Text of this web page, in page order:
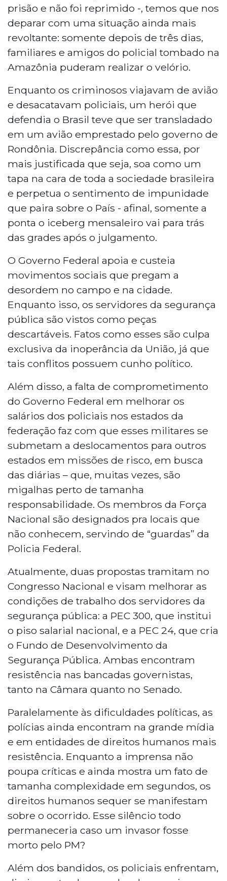
prisão e não foi reprimido -, temos que nos
deparar com uma situação ainda mais
revoltante: somente depois de três dias,
familiares e amigos do policial tombado na
Amazônia puderam realizar o velório.
Enquanto os criminosos viajavam de avião
e desacatavam policiais, um herói que
defendia o Brasil teve que ser transladado
em um avião emprestado pelo governo de
Rondônia. Discrepância como essa, por
mais justificada que seja, soa como um
tapa na cara de toda a sociedade brasileira
e perpetua o sentimento de impunidade
que paira sobre o País - afinal, somente a
ponta o iceberg mensaleiro vai para trás
das grades após o julgamento.
O Governo Federal apoia e custeia
movimentos sociais que pregam a
desordem no campo e na cidade.
Enquanto isso, os servidores da segurança
pública são vistos como peças
descartáveis. Fatos como esses são culpa
exclusiva da inoperância da União, já que
tais conflitos possuem cunho político.
Além disso, a falta de comprometimento
do Governo Federal em melhorar os
salários dos policiais nos estados da
federação faz com que esses militares se
submetam a deslocamentos para outros
estados em missões de risco, em busca
das diárias – que, muitas vezes, são
migalhas perto de tamanha
responsabilidade. Os membros da Força
Nacional são designados pra locais que
não conhecem, servindo de “guardas” da
Policia Federal.
Atualmente, duas propostas tramitam no
Congresso Nacional e visam melhorar as
condições de trabalho dos servidores da
segurança pública: a PEC 300, que institui
o piso salarial nacional, e a PEC 24, que cria
o Fundo de Desenvolvimento da
Segurança Pública. Ambas encontram
resistência nas bancadas governistas,
tanto na Câmara quanto no Senado.
Paralelamente às dificuldades políticas, as
polícias ainda encontram na grande mídia
e em entidades de direitos humanos mais
resistência. Enquanto a imprensa não
poupa críticas e ainda mostra um fato de
tamanha complexidade em segundos, os
direitos humanos sequer se manifestam
sobre o ocorrido. Esse silêncio todo
permaneceria caso um invasor fosse
morto pelo PM?
Além dos bandidos, os policiais enfrentam,